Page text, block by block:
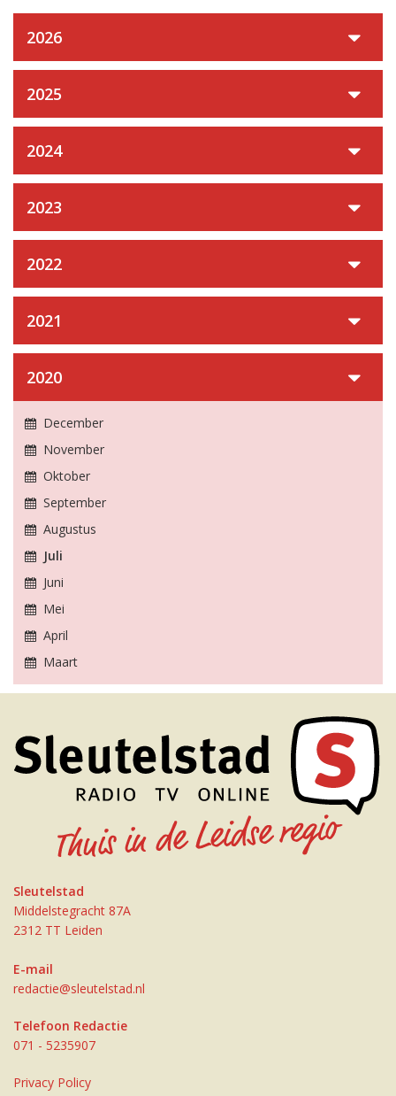
2026
2025
2024
2023
2022
2021
2020
December
November
Oktober
September
Augustus
Juli
Juni
Mei
April
Maart
Sleutelstad
Middelstegracht 87A
2312 TT Leiden
E-mail
redactie@sleutelstad.nl
Telefoon Redactie
071 - 5235907
Privacy Policy